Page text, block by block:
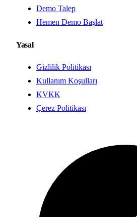
Demo Talep
Hemen Demo Başlat
Yasal
Gizlilik Politikası
Kullanım Koşulları
KVKK
Çerez Politikası